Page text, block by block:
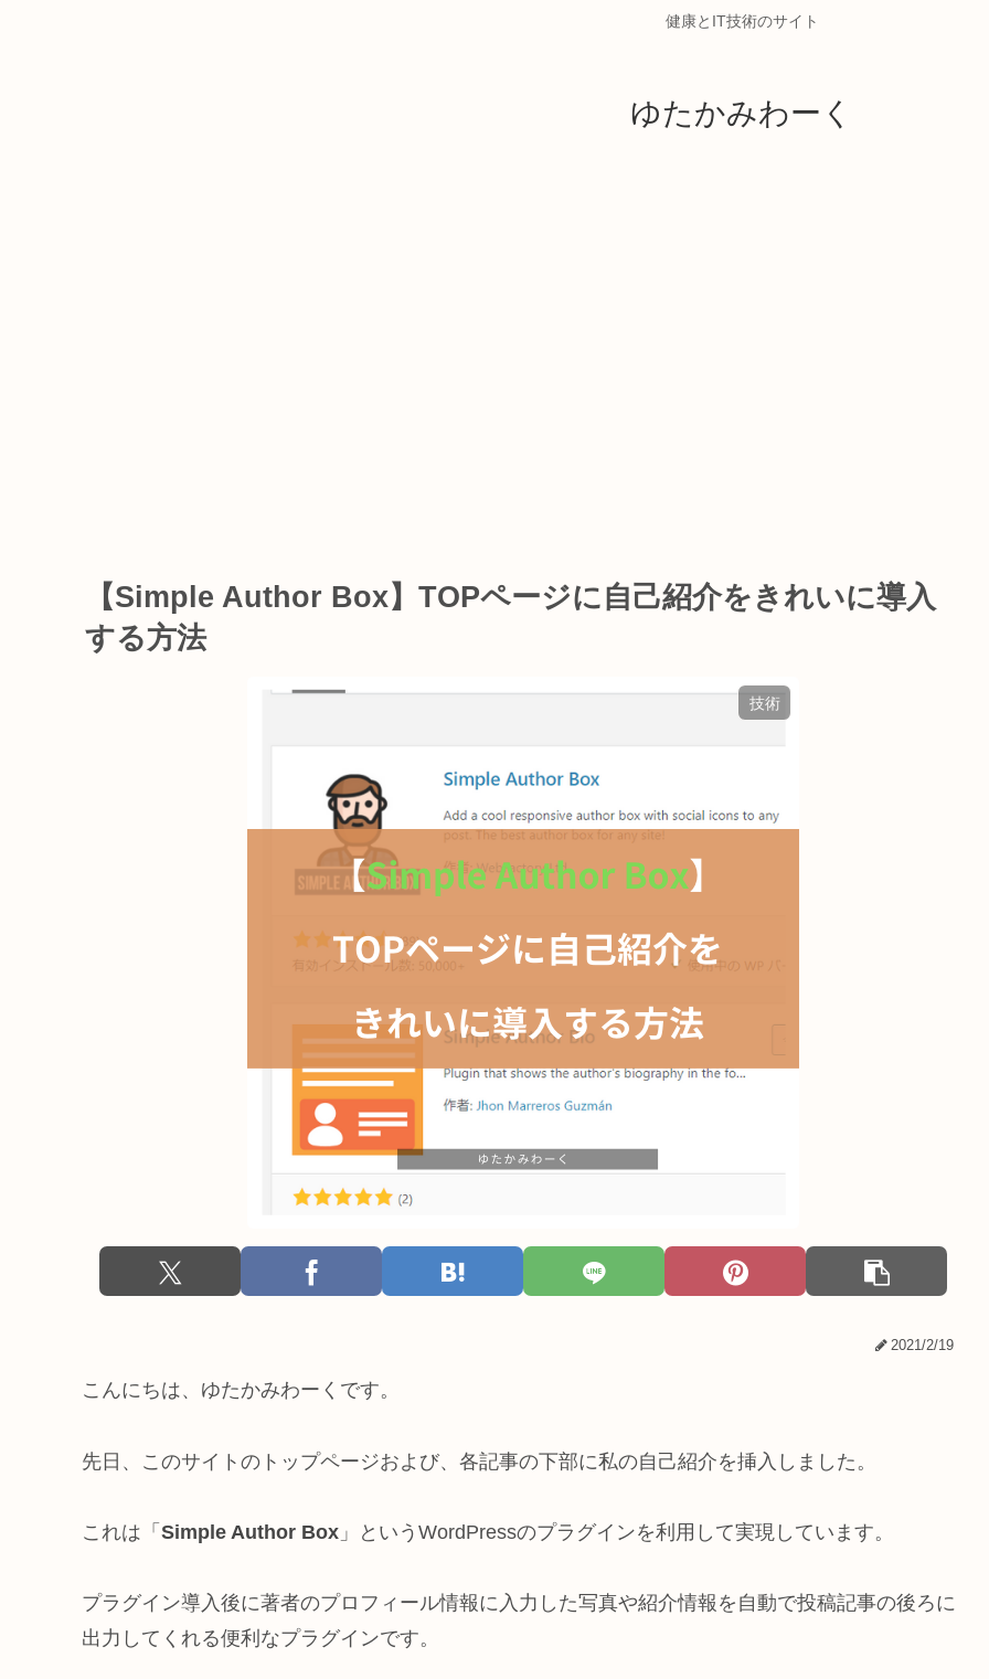
健康とIT技術のサイト
ゆたかみわーく
【Simple Author Box】TOPページに自己紹介をきれいに導入
する方法
技術
2021/2/19
こんにちは、ゆたかみわーくです。
先日、このサイトのトップページおよび、各記事の下部に私の自己紹介を挿入しました。
これは「 Simple Author Box 」というWordPressのプラグインを利用して実現しています。
プラグイン導入後に著者のプロフィール情報に入力した写真や紹介情報を自動で投稿記事の後ろに
出力してくれる便利なプラグインです。